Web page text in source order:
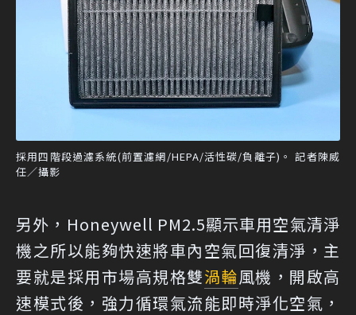
採用四階段過濾系統(前置濾網/HEPA/活性碳/負離子)。 記者陳威
任／攝影
另外，Honeywell PM2.5顯示車用空氣清淨
機之所以能夠快速將車內空氣回復清淨，主
要就是採用市場高規格雙渦輪風機，開啟高
速模式後，強力循環氣流能即時淨化空氣，